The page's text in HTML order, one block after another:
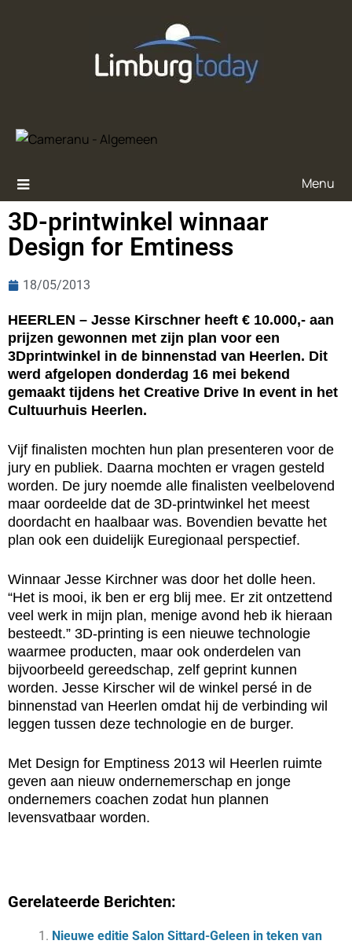
Menu
3D-printwinkel winnaar
Design for Emtiness
18/05/2013
HEERLEN – Jesse Kirschner heeft € 10.000,- aan
prijzen gewonnen met zijn plan voor een
3Dprintwinkel in de binnenstad van Heerlen. Dit
werd afgelopen donderdag 16 mei bekend
gemaakt tijdens het Creative Drive In event in het
Cultuurhuis Heerlen.
Vijf finalisten mochten hun plan presenteren voor de
jury en publiek. Daarna mochten er vragen gesteld
worden. De jury noemde alle finalisten veelbelovend
maar oordeelde dat de 3D-printwinkel het meest
doordacht en haalbaar was. Bovendien bevatte het
plan ook een duidelijk Euregionaal perspectief.
Winnaar Jesse Kirchner was door het dolle heen.
“Het is mooi, ik ben er erg blij mee. Er zit ontzettend
veel werk in mijn plan, menige avond heb ik hieraan
besteedt.” 3D-printing is een nieuwe technologie
waarmee producten, maar ook onderdelen van
bijvoorbeeld gereedschap, zelf geprint kunnen
worden. Jesse Kirscher wil de winkel persé in de
binnenstad van Heerlen omdat hij de verbinding wil
leggen tussen deze technologie en de burger.
Met Design for Emptiness 2013 wil Heerlen ruimte
geven aan nieuw ondernemerschap en jonge
ondernemers coachen zodat hun plannen
levensvatbaar worden.
Gerelateerde Berichten:
Nieuwe editie Salon Sittard-Geleen in teken van